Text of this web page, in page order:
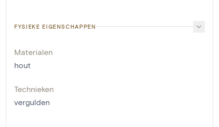
FYSIEKE EIGENSCHAPPEN
Materialen
hout
Technieken
vergulden